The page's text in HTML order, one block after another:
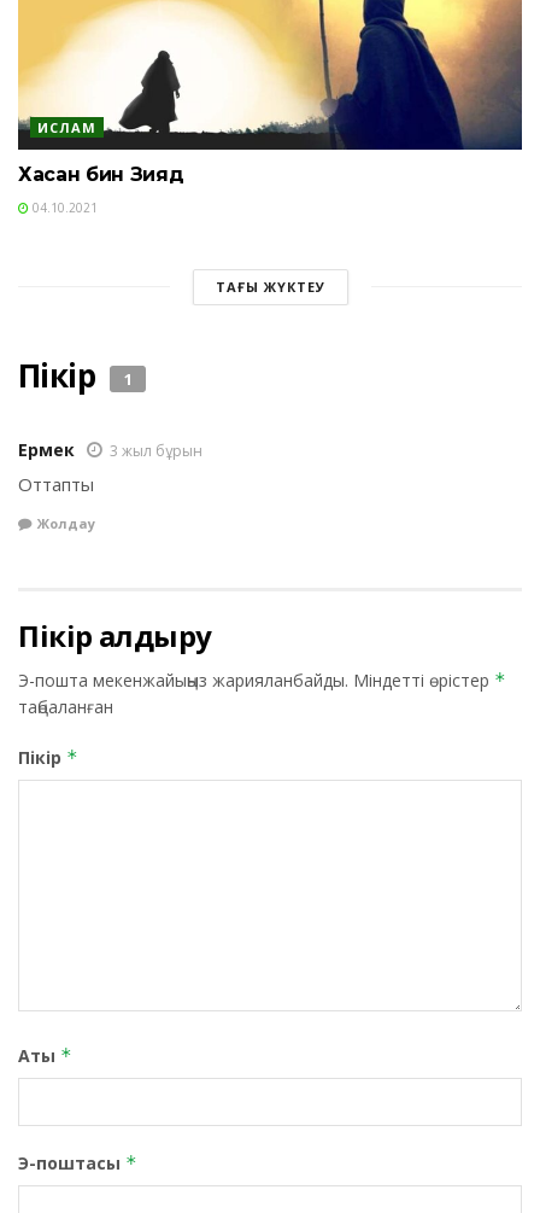
ИСЛАМ
Хасан бин Зияд
04.10.2021
ТАҒЫ ЖҮКТЕУ
Пікір 1
Ермек 3 жыл бұрын
Оттапты
Жолдау
Пікір қалдыру
Э-пошта мекенжайыңыз жарияланбайды. Міндетті өрістер *
таңбаланған
Пікір *
Аты *
Э-поштасы *